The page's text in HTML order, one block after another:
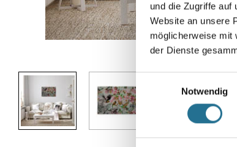
und die Zugriffe auf
Website an unsere
möglicherweise mit
der Dienste
Notwendig
Abbildung ähnlich